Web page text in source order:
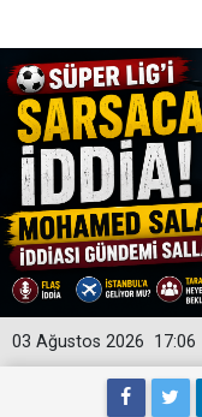
17:06
03 Ağustos 2026